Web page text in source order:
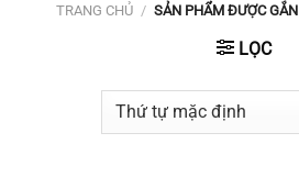
TRANG CHỦ / SẢN PHẨM ĐƯỢC GẮN
LỌC